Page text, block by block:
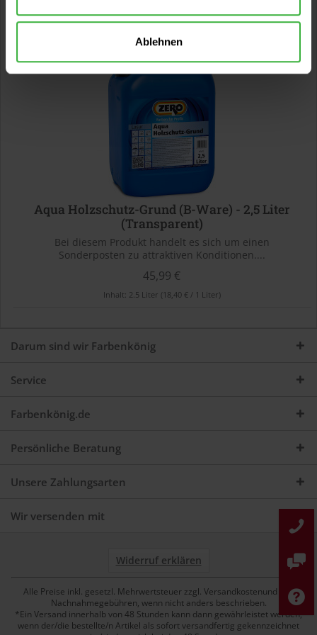
Ablehnen
27,99 €
Inhalt:12.5 Liter(2,24 € / 1 Liter)
Aqua Holzschutz-Grund (B-Ware) - 2,5 Liter
(Transparent)
Bei diesem Produkt handelt es sich um einen
Sonderposten zu attraktiven Konditionen....
45,99 €
Inhalt: 2.5 Liter (18,40 € / 1 Liter)
Darum sind wir Farbenkönig
Service
Farbenkönig.de
Persönliche Beratung
Unsere Zahlungsarten
Wir versenden mit
Widerruf erklären
Alle Preise inkl. gesetzl. Mehrwertsteuer zzgl. Versandkostenund ggf.
Nachnahmegebühren, wenn nicht anders beschrieben.
*Ein Versand innerhalb von 48 Stunden kann dann gewährleistet werden,
wenn der/die bestellte/n Artikel als sofort versandfertig gekennzeichnet